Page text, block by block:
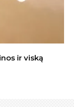
ir viską